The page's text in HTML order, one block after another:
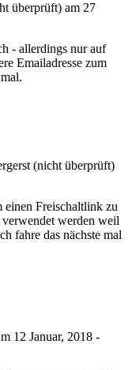
überprüft) am 27
- allerdings nur auf
Emailadresse zum
(nicht überprüft)
einen Freischaltlink zu
werden weil
fahre das nächste mal
12 Januar, 2018 -